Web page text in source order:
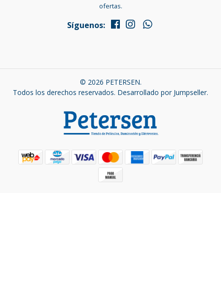
ofertas.
Síguenos:
© 2026 PETERSEN.
Todos los derechos reservados. Desarrollado por Jumpseller.